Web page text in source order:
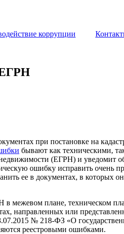
коррупции
ЕГРН
при постановке на
бывают как техническими,
(ЕГРН) и уведомит
ошибку исправить очень
ее в документах, в которых
межевом плане, техническом
направленных или
№ 218-ФЗ «О
реестровыми ошибками.